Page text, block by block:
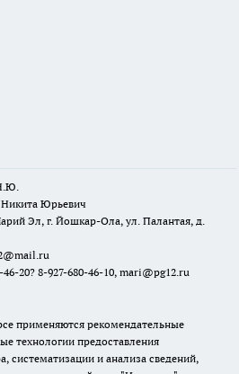
Юрьевич
Эл, г. Йошкар-Ола, ул. Палантая, д.
20? 8-927-680-46-10, mari@pg12.ru
применяются рекомендательные
технологии предоставления
систематизации и анализа сведений,